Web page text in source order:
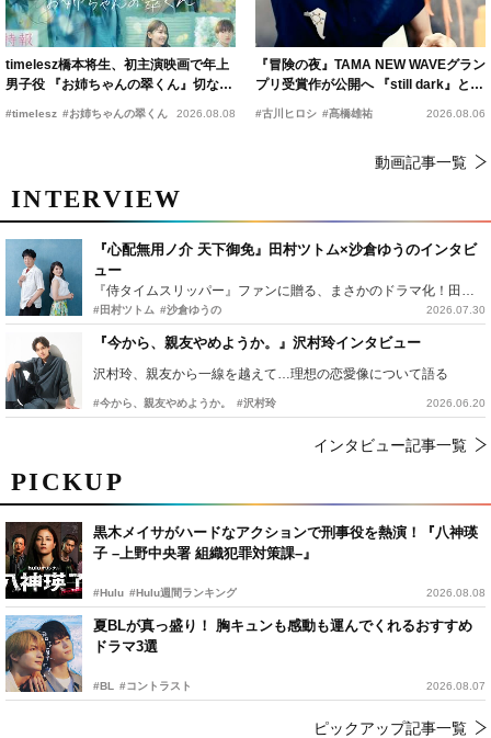
PICKUP
黒木メイサがハードなアクションで刑事役を熱演！『八神瑛
子 –上野中央署 組織犯罪対策課–』
#Hulu #Hulu週間ランキング 2026.08.08
夏BLが真っ盛り！ 胸キュンも感動も運んでくれるおすすめ
ドラマ3選
#BL #コントラスト 2026.08.07
ピックアップ記事一覧
timelesz橋本将生、初主演映画で年上
男子役 『お姉ちゃんの翠くん』切ない
恋の幕開けを予感
#timelesz #お姉ちゃんの翠くん 2026.08.08
『冒険の夜』TAMA NEW WAVEグラン
プリ受賞作が公開へ 『still dark』と同
時上映決定
#古川ヒロシ #髙橋雄祐 2026.08.06
動画記事一覧
INTERVIEW
『心配無用ノ介 天下御免』田村ツトム×沙倉ゆうのインタビ
ュー
『侍タイムスリッパー』ファンに贈る、まさかのドラマ化！田村ツトム×沙倉ゆうのが語る『心配無用ノ介』撮影秘話
#田村ツトム #沙倉ゆうの 2026.07.30
『今から、親友やめようか。』沢村玲インタビュー
沢村玲、親友から一線を越えて…理想の恋愛像について語る
#今から、親友やめようか。 #沢村玲 2026.06.20
インタビュー記事一覧